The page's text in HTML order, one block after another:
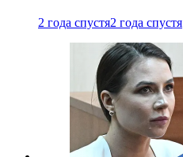
2 года спустя2 года спустя